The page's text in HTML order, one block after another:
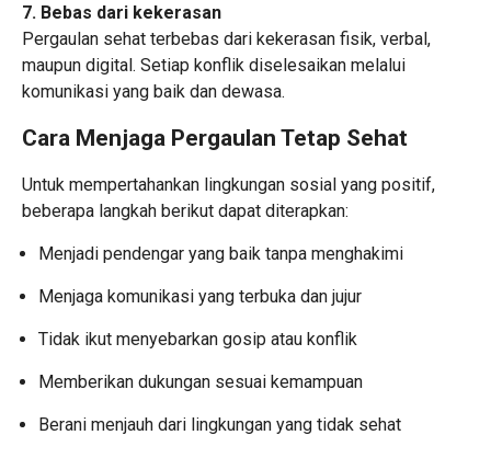
7. Bebas dari kekerasan
Pergaulan sehat terbebas dari kekerasan fisik, verbal,
maupun digital. Setiap konflik diselesaikan melalui
komunikasi yang baik dan dewasa.
Cara Menjaga Pergaulan Tetap Sehat
Untuk mempertahankan lingkungan sosial yang positif,
beberapa langkah berikut dapat diterapkan:
Menjadi pendengar yang baik tanpa menghakimi
Menjaga komunikasi yang terbuka dan jujur
Tidak ikut menyebarkan gosip atau konflik
Memberikan dukungan sesuai kemampuan
Berani menjauh dari lingkungan yang tidak sehat